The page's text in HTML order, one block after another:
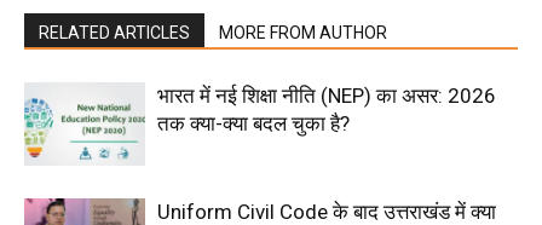
RELATED ARTICLES MORE FROM AUTHOR
भारत में नई शिक्षा नीति (NEP) का असर: 2026
तक क्या-क्या बदल चुका है?
Uniform Civil Code के बाद उत्तराखंड में क्या